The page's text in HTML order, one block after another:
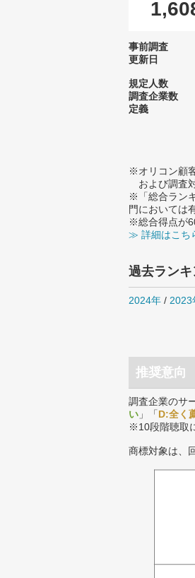
事前調査
更新日
規定人数
調査企業数
定義
※オリコン顧
および調査
※「総合ラン
門においては
※総合得点が
≫ 詳細はこち
過去ランキ
2024年 / 2023
推奨意向
調査企業のサ
い 」「D:全く
※10段階聴取
商標対象は、